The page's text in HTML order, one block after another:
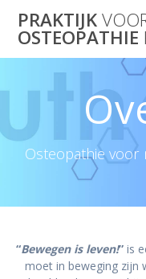
PRAKTIJK
OSTEOPATHIE
Osteopathie voor
“Bewegen is leven!” is
moet in beweging zijn